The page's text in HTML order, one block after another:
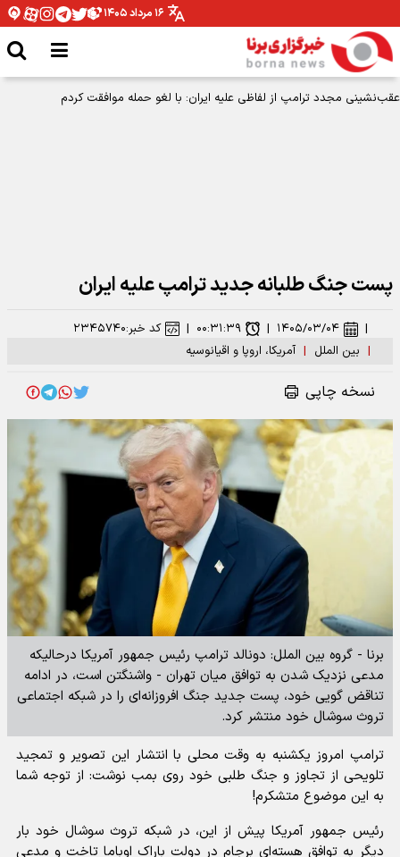
۱۶ مرداد ۱۴۰۵
حملات آمریکا و عربستان به عراق؛ انفجار در پایگاه‌های حشدالشعبی در کربلا، بصره و
پست جنگ طلبانه جدید ترامپ علیه ایران
| بین الملل | آمریکا، اروپا و اقیانوسیه
| ۱۴۰۵/۰۳/۰۴ | ۰۰:۳۱:۳۹ | کد خبر:۲۳۴۵۷۴۰
نسخه چاپی
برنا - گروه بین الملل: دونالد ترامپ رئیس جمهور آمریکا درحالیکه
مدعی نزدیک شدن به توافق میان تهران - واشنگتن است، در ادامه
تناقض گویی خود، پست جدید جنگ افروزانه‌ای را در شبکه اجتماعی
تروث سوشال خود منتشر کرد.
ترامپ امروز یکشنبه به وقت محلی با انتشار این تصویر و تمجید
تلویحی از تجاوز و جنگ طلبی خود روی بمب نوشت: از توجه شما
به این موضوع متشکرم!
رئیس جمهور آمریکا پیش از این، در شبکه تروث سوشال خود بار
دیگر به توافق هسته‌ای برجام در دولت باراک اوباما تاخت و مدعی